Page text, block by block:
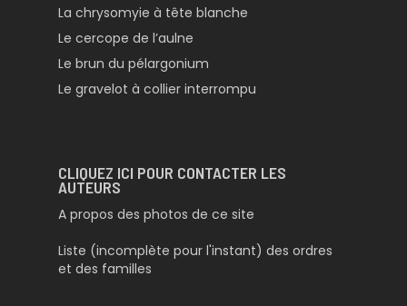
La chrysomyie à tête blanche
Le cercope de l’aulne
Le brun du pélargonium
Le gravelot à collier interrompu
CLIQUEZ ICI POUR CONTACTER LES
AUTEURS
A propos des photos de ce site
Liste (incomplète pour l'instant) des ordres
et des familles